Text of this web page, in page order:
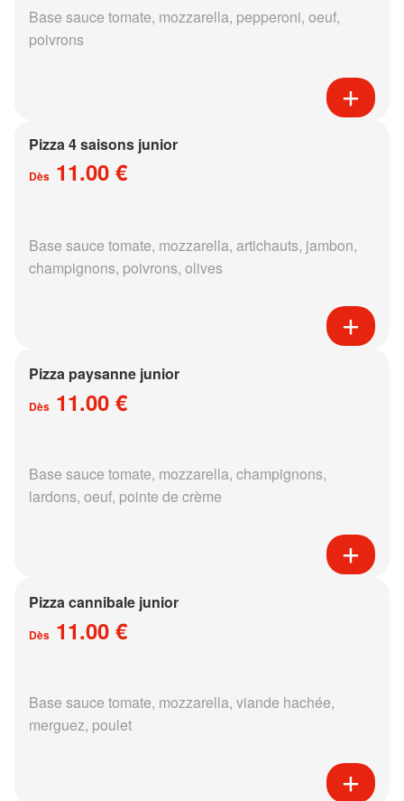
Base sauce tomate, mozzarella, pepperoni, oeuf,
poivrons
Pizza 4 saisons junior
Dès 11.00 €
Base sauce tomate, mozzarella, artichauts, jambon,
champignons, poivrons, olives
Pizza paysanne junior
Dès 11.00 €
Base sauce tomate, mozzarella, champignons,
lardons, oeuf, pointe de crème
Pizza cannibale junior
Dès 11.00 €
Base sauce tomate, mozzarella, viande hachée,
merguez, poulet